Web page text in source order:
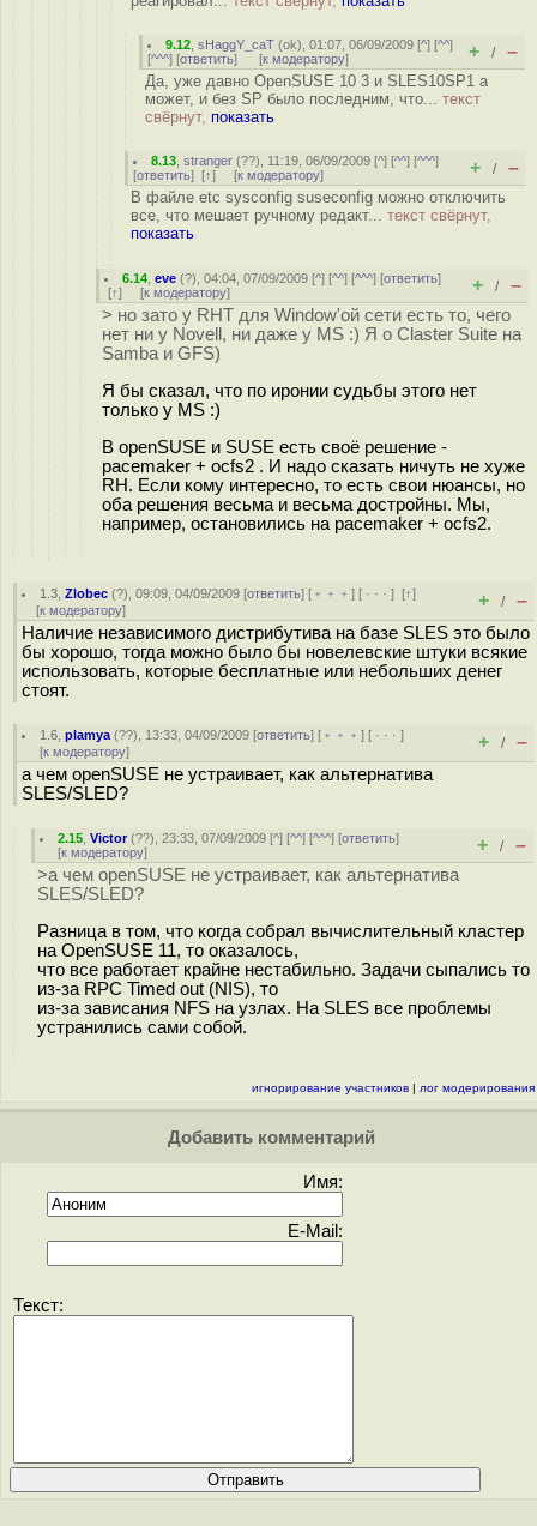
9.12 ,sHaggY_caT (ok), 01:07, 06/09/2009 [^] [^^]
[^^^] [ответить] [к модератору] + / –
Да, уже давно OpenSUSE 10 3 и SLES10SP1 а
может, и без SP было последним, что... текст
свёрнут, показать
8.13 ,stranger (??), 11:19, 06/09/2009 [^] [^^] [^^^]
[ответить] [↑] [к модератору] + / –
В файле etc sysconfig suseconfig можно отключить
все, что мешает ручному редакт... текст свёрнут,
показать
6.14 ,eve (?), 04:04, 07/09/2009 [^] [^^] [^^^] [ответить]
[↑] [к модератору] + / –
> но зато у RHT для Window'ой сети есть то, чего
нет ни у Novell, ни даже у MS :) Я о Claster Suite на
Samba и GFS)
Я бы сказал, что по иронии судьбы этого нет
только у MS :)
В openSUSE и SUSE есть своё решение -
pacemaker + ocfs2 . И надо сказать ничуть не хуже
RH. Если кому интересно, то есть свои нюансы, но
оба решения весьма и весьма достройны. Мы,
например, остановились на pacemaker + ocfs2.
1.3 ,Zlobec (?), 09:09, 04/09/2009 [ответить] [ ﹢﹢﹢] [ · · ·][↑]
[к модератору] + / –
Наличие независимого дистрибутива на базе SLES это было
бы хорошо, тогда можно было бы новелевские штуки всякие
использовать, которые бесплатные или небольших денег
стоят.
1.6 ,plamya (??), 13:33, 04/09/2009 [ответить] [ ﹢﹢﹢] [ · · ·]
[к модератору] + / –
а чем openSUSE не устраивает, как альтернатива
SLES/SLED?
2.15 ,Victor(??), 23:33, 07/09/2009 [^] [^^] [^^^] [ответить]
[к модератору] + / –
>а чем openSUSE не устраивает, как альтернатива
SLES/SLED?
Разница в том, что когда собрал вычислительный кластер
на OpenSUSE 11, то оказалось,
что все работает крайне нестабильно. Задачи сыпались то
из-за RPC Timed out (NIS), то
из-за зависания NFS на узлах. На SLES все проблемы
устранились сами собой.
игнорирование участников | лог модерирования
Добавить комментарий
Имя:
E-Mail:
Текст: